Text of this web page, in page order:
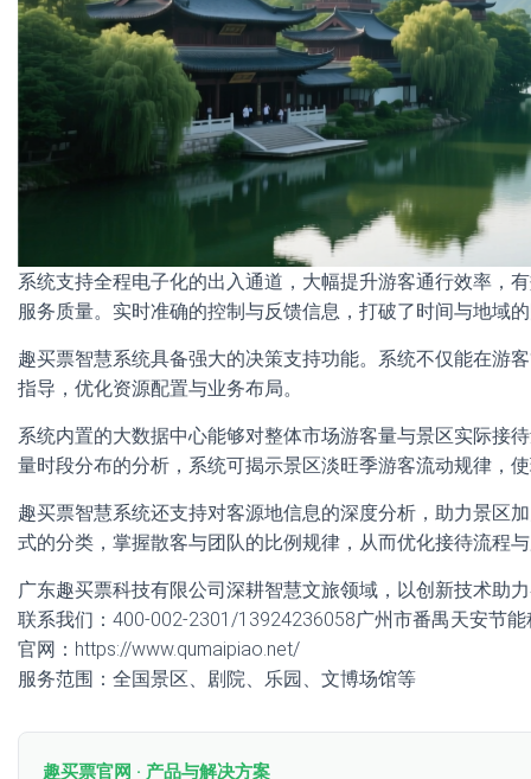
系统支持全程电子化的出入通道，大幅提升游客通行效率，
服务质量。实时准确的控制与反馈信息，打破了时间与地域
趣买票智慧系统具备强大的决策支持功能。系统不仅能在游
指导，优化资源配置与业务布局。
系统内置的大数据中心能够对整体市场游客量与景区实际接
量时段分布的分析，系统可揭示景区淡旺季游客流动规律，
趣买票智慧系统还支持对客源地信息的深度分析，助力景区
式的分类，掌握散客与团队的比例规律，从而优化接待流程
广东趣买票科技有限公司深耕智慧文旅领域，以创新技术助
联系我们：400-002-2301/13924236058广州市番禺天安节
官网：https://www.qumaipiao.net/
服务范围：全国景区、剧院、乐园、文博场馆等
趣买票官网 · 产品与解决方案